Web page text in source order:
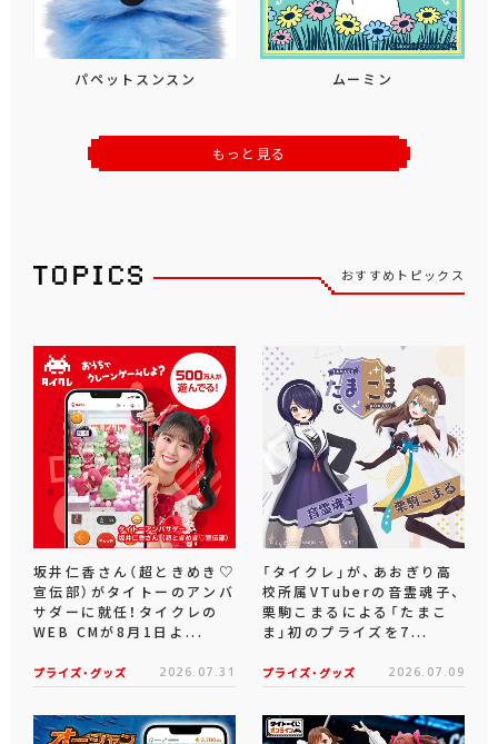
パペットスンスン ムーミン
もっと見る
おすすめトピックス
坂井仁香さん（超ときめき♡
宣伝部）がタイトーのアンバ
サダーに就任！タイクレの
WEB CMが8月1日よ...
プライズ・グッズ 2026.07.31
「タイクレ」が、あおぎり高
校所属VTuberの音霊魂子、
栗駒こまるによる「たまこ
ま」初のプライズを7...
プライズ・グッズ 2026.07.09